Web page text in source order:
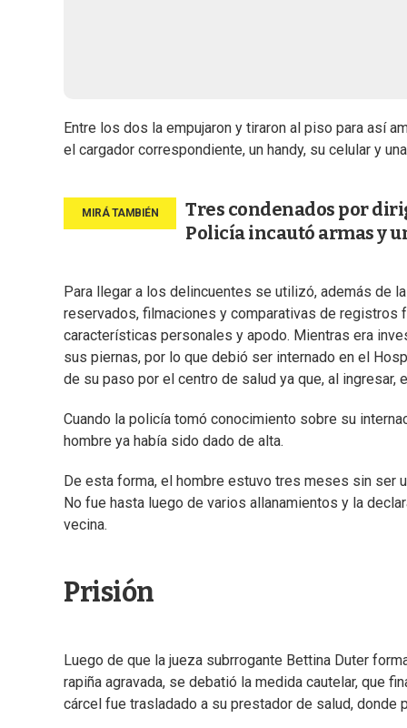
Entre los dos la empujaron y tiraron al piso para así
el cargador correspondiente, un handy, su celular y
Tres condenados por
Policía incautó armas y
Para llegar a los delincuentes se utilizó, además de
reservados, filmaciones y comparativas de registros
características personales y apodo. Mientras era
sus piernas, por lo que debió ser internado en el
de su paso por el centro de salud ya que, al ingresar,
Cuando la policía tomó conocimiento sobre su
hombre ya había sido dado de alta.
De esta forma, el hombre estuvo tres meses sin ser
No fue hasta luego de varios allanamientos y la
vecina.
Prisión
Luego de que la jueza subrrogante Bettina Duter
rapiña agravada, se debatió la medida cautelar, que
cárcel fue trasladado a su prestador de salud, donde